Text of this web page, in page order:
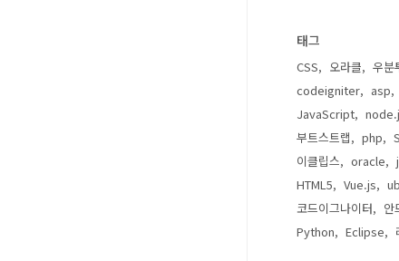
태그
CSS 오라클 우분
codeigniter
asp
JavaScript
부트스트랩
php
이클립스
oracle
HTML5
Vue.js
코드이그나이터
안
Python
Eclipse